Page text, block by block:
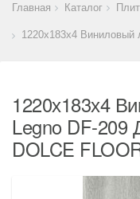
Главная Каталог
1220х183х4 Виниловый
1220х183х4
Legno DF-209
DOLCE